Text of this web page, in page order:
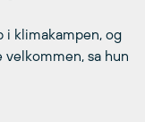
i klimakampen, og
velkommen, sa hun